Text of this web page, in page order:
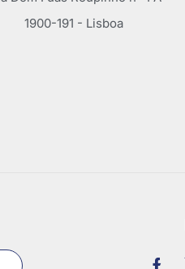
1900-191 - Lisboa